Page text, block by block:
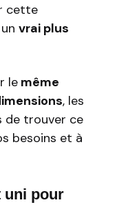
cette
vrai plus
le même
, les
de trouver ce
besoins et à
uni pour